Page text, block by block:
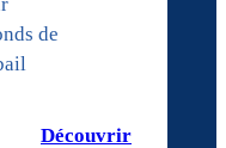
de
Découvrir